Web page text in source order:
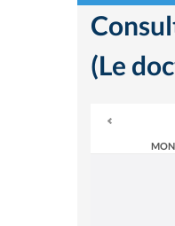
(Le
MON